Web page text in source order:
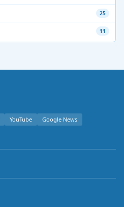
25
11
YouTube Google News